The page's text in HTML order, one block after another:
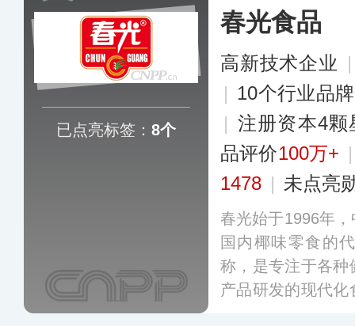
已点亮标签： 8个
春光食品
高新技术企业
| 10个行业品
| 注册资本4颗
品评价100万+
1478 | 未点亮
春光始于1996年
国内椰味零食的
称，是专注于各
产品研发的现代